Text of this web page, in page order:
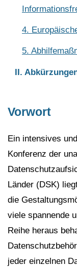
4.
5.
II.
Vorwort
Ein intensives
Konferenz der
Länder (DSK)
die
viele spannende
Reihe heraus
jeder einzelnen